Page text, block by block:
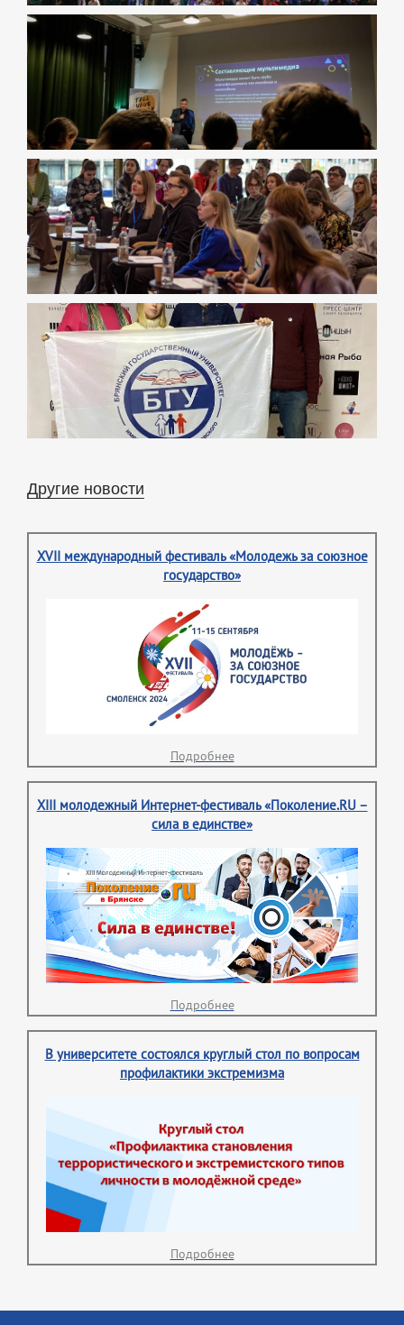
Другие новости
XVII международный фестиваль «Молодежь за союзное
государство»
Подробнее
XIII молодежный Интернет-фестиваль «Поколение.RU –
сила в единстве»
Подробнее
В университете состоялся круглый стол по вопросам
профилактики экстремизма
Подробнее